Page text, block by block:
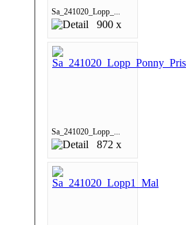
Sa_241020_Lopp_...
900 x
Sa_241020_Lopp_...
872 x